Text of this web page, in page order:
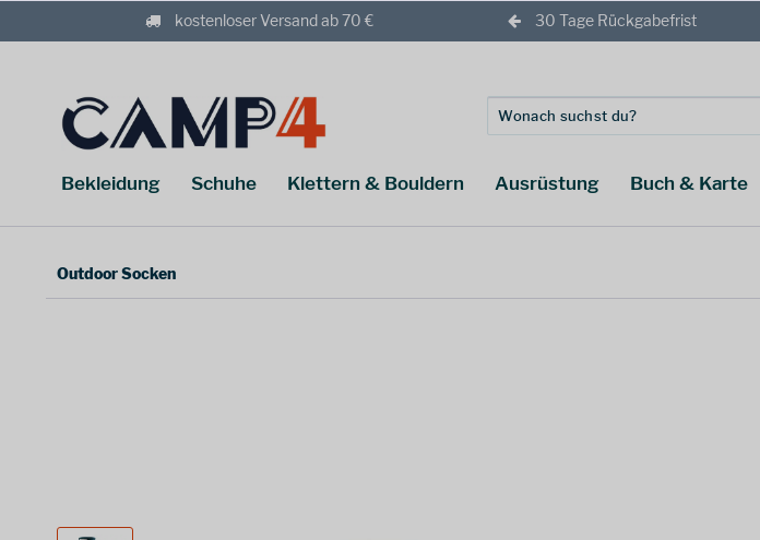
kostenloser Versand ab 70 € 30 Tage Rückgabefrist
Bekleidung Schuhe Klettern & Bouldern Ausrüstung Buch & Karte
Outdoor Socken